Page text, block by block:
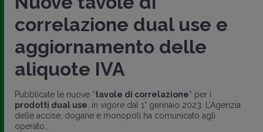
correlazione dual use e
aggiornamento delle
aliquote IVA
Pubblicate le nuove “tavole di correlazione” per i
prodotti dual use, in vigore dal 1° gennaio 2023. L’Agenzia
delle accise, dogane e monopoli ha comunicato agli
operato..